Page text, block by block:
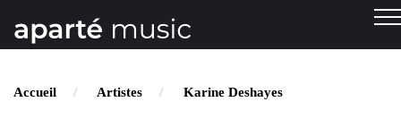
Accueil Artistes Karine Deshayes